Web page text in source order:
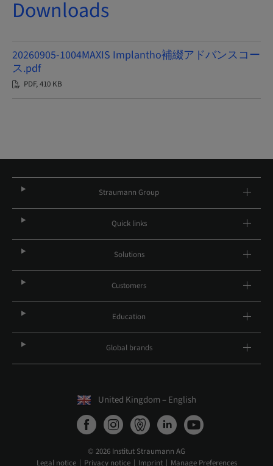
Downloads
20260905-1004MAXIS Implantho補綴アドバンスコー
ス.pdf
PDF, 410 KB
Straumann Group
Quick links
Solutions
Customers
Education
Global brands
United Kingdom – English
© 2026 Institut Straumann AG
Legal notice
Privacy notice Imprint Manage Preferences